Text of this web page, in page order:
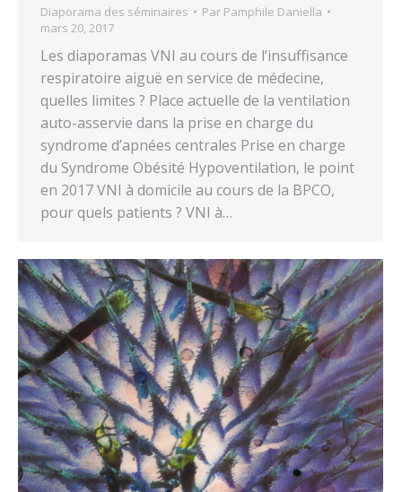
Diaporama des séminaires Par Pamphile Daniella
mars 20, 2017
Les diaporamas VNI au cours de l’insuffisance
respiratoire aiguë en service de médecine,
quelles limites ? Place actuelle de la ventilation
auto-asservie dans la prise en charge du
syndrome d’apnées centrales Prise en charge
du Syndrome Obésité Hypoventilation, le point
en 2017 VNI à domicile au cours de la BPCO,
pour quels patients ? VNI à…